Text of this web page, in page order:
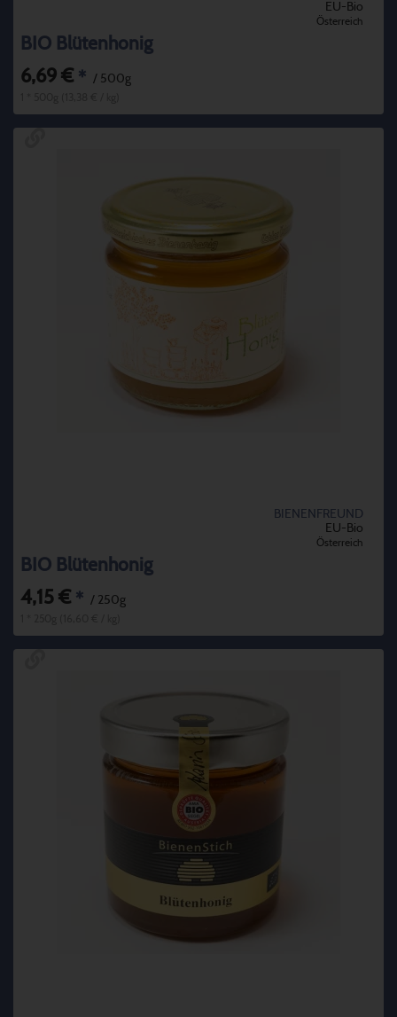
EU-Bio
Österreich
BIO Blütenhonig
6,69 € * / 500g
BIENENFREUND
EU-Bio
Österreich
BIO Blütenhonig
4,15 € * / 250g